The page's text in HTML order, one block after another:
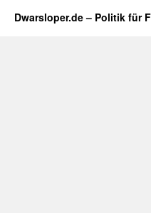
Dwarsloper.de – Politik für